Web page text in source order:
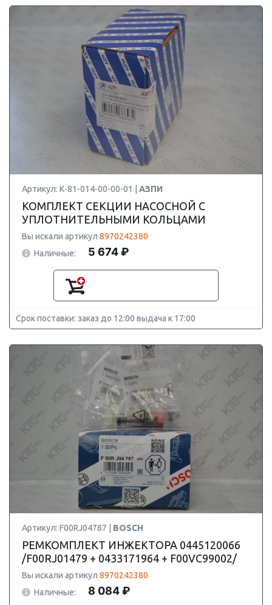
Артикул: К-81-014-00-00-01 | АЗПИ
КОМПЛЕКТ СЕКЦИИ НАСОСНОЙ С
УПЛОТНИТЕЛЬНЫМИ КОЛЬЦАМИ
Вы искали артикул 8970242380
Наличные:
5 674 ₽
Срок поставки: заказ до 12:00 выдача к 17:00
Артикул: F00RJ04787 | BOSCH
РЕМКОМПЛЕКТ ИНЖЕКТОРА 0445120066
/F00RJ01479 + 0433171964 + F00VC99002/
Вы искали артикул 8970242380
Наличные:
8 084 ₽